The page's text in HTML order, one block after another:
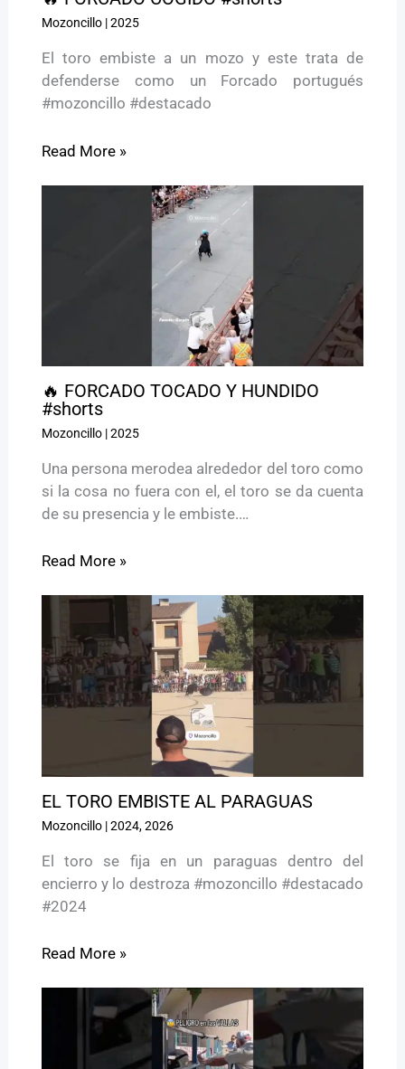
Mozoncillo|2025
El toro embiste a un mozo y este trata de
defenderse como un Forcado portugués
#mozoncillo #destacado
Read More »
🔥 FORCADO TOCADO Y HUNDIDO
#shorts
Mozoncillo|2025
Una persona merodea alrededor del toro como
si la cosa no fuera con el, el toro se da cuenta
de su presencia y le embiste.…
Read More »
EL TORO EMBISTE AL PARAGUAS
Mozoncillo|2024,2026
El toro se fija en un paraguas dentro del
encierro y lo destroza #mozoncillo #destacado
#2024
Read More »